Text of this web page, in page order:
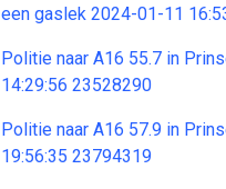
een gaslek 2024-01-11
Politie naar A16 55.7 in
14:29:56 23528290
Politie naar A16 57.9 in
19:56:35 23794319